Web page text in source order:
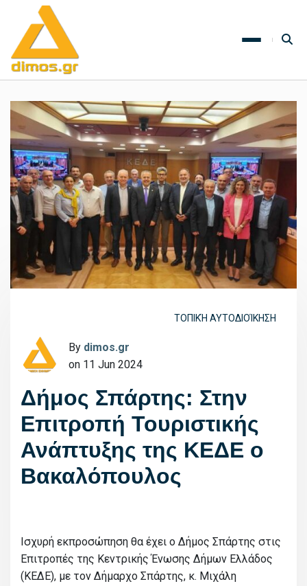
ΤΟΠΙΚΉ ΑΥΤΟΔΙΟΊΚΗΣΗ
By dimos.gr
on 11 Jun 2024
Δήμος Σπάρτης: Στην
Επιτροπή Τουριστικής
Ανάπτυξης της ΚΕΔΕ ο
Βακαλόπουλος
Ισχυρή εκπροσώπηση θα έχει ο Δήμος Σπάρτης στις
Επιτροπές της Κεντρικής Ένωσης Δήμων Ελλάδος
(ΚΕΔΕ), με τον Δήμαρχο Σπάρτης, κ. Μιχάλη